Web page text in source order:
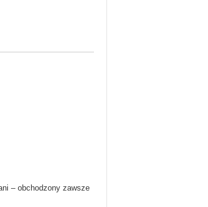
– obchodzony zawsze